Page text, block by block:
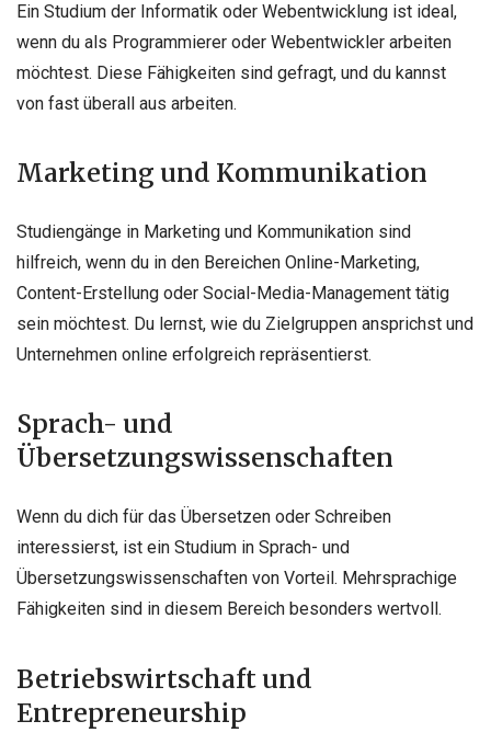
Ein Studium der Informatik oder Webentwicklung ist ideal,
wenn du als Programmierer oder Webentwickler arbeiten
möchtest. Diese Fähigkeiten sind gefragt, und du kannst
von fast überall aus arbeiten.
Marketing und Kommunikation
Studiengänge in Marketing und Kommunikation sind
hilfreich, wenn du in den Bereichen Online-Marketing,
Content-Erstellung oder Social-Media-Management tätig
sein möchtest. Du lernst, wie du Zielgruppen ansprichst und
Unternehmen online erfolgreich repräsentierst.
Sprach- und
Übersetzungswissenschaften
Wenn du dich für das Übersetzen oder Schreiben
interessierst, ist ein Studium in Sprach- und
Übersetzungswissenschaften von Vorteil. Mehrsprachige
Fähigkeiten sind in diesem Bereich besonders wertvoll.
Betriebswirtschaft und
Entrepreneurship